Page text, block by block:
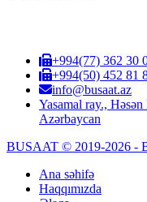
+994(77) 362 30
+994(50) 452 81
info@busaat.az
Yasamal ray.,
Azərbaycan
BUSAAT © 2019-2026 -
Ana səhifə
Haqqımızda